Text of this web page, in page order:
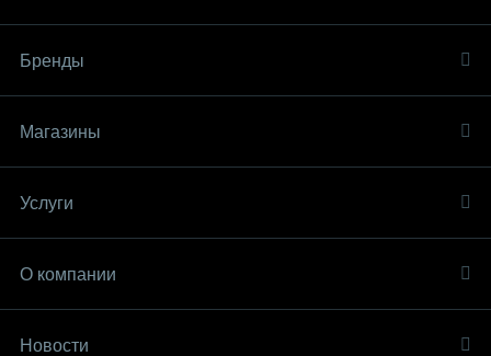
Бренды
Магазины
Услуги
О компании
Новости